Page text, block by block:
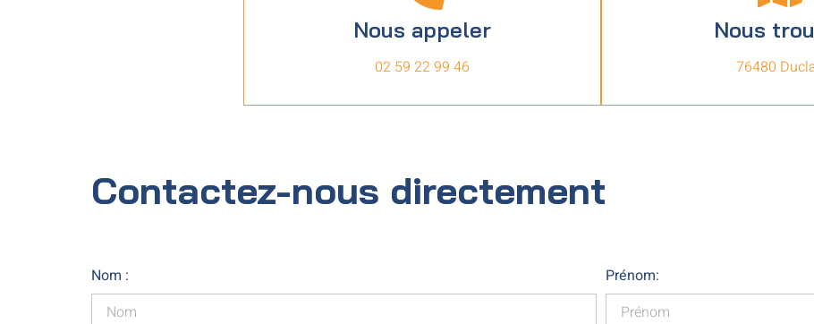
Nous appeler
02 59 22 99 46
Nous
76480
Contactez-nous directement
Nom : Prénom: